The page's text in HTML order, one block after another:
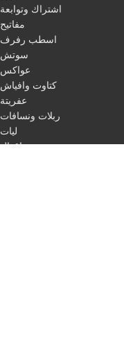
اشتراك وتوابعة
مفاتيح
اسطب رفرف
سوتش
عواكس
كتاوت وافياش
عفريتة
ربلات ونسافات
ليات
اقفال